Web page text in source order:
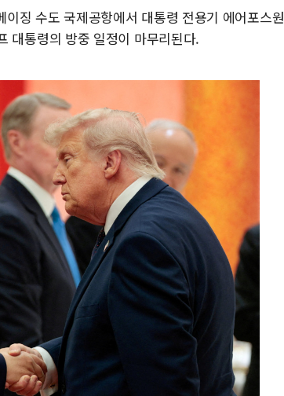
징 수도 국제공항에서 대통령 전용기 에어포스원
대통령의 방중 일정이 마무리된다.